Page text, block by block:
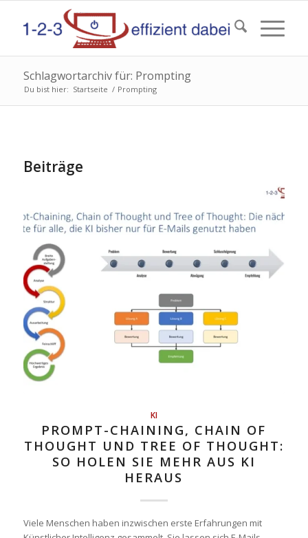
Schlagwortarchiv für: Prompting
Du bist hier: Startseite / Prompting
Beiträge
KI
PROMPT-CHAINING, CHAIN OF
THOUGHT UND TREE OF THOUGHT:
SO HOLEN SIE MEHR AUS KI
HERAUS
Viele Menschen haben inzwischen erste Erfahrungen mit